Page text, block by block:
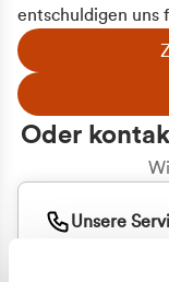
entschuldigen uns
Oder
Unsere